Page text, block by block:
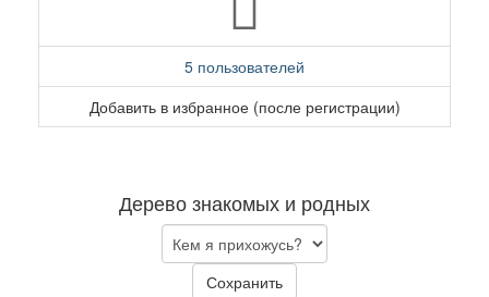
5 пользователей
Добавить в избранное (после регистрации)
Дерево знакомых и родных
Сохранить